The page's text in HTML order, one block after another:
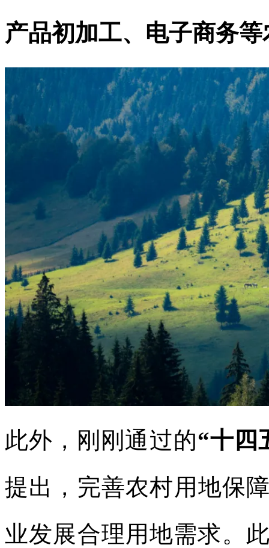
产品初加工、电子商务
此外，刚刚通过的“十四
提出，完善农村用地保
业发展合理用地需求。